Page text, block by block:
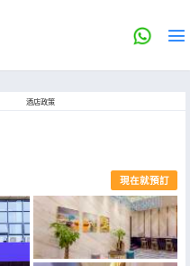
酒店政策
現在就預訂